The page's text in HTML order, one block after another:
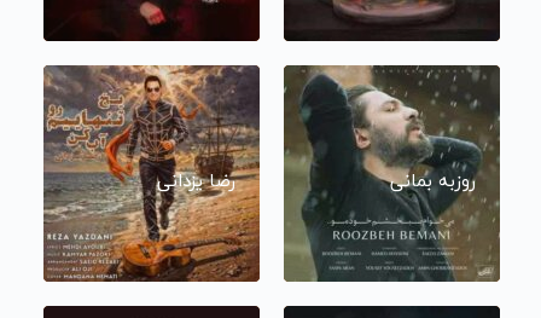
روزبه بمانی رضا یزدانی